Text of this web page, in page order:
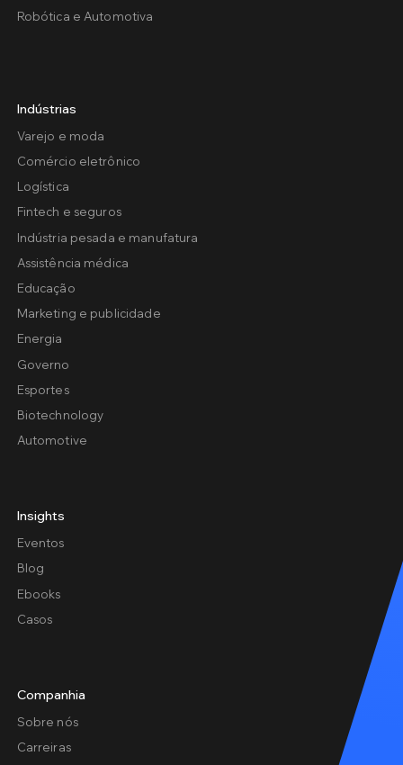
Robótica e Automotiva
Indústrias
Varejo e moda
Comércio eletrônico
Logística
Fintech e seguros
Indústria pesada e manufatura
Assistência médica
Educação
Marketing e publicidade
Energia
Governo
Esportes
Biotechnology
Automotive
Insights
Eventos
Blog
Ebooks
Casos
Companhia
Sobre nós
Carreiras